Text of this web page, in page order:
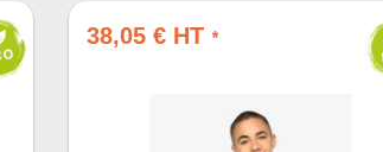
38,05 € HT *